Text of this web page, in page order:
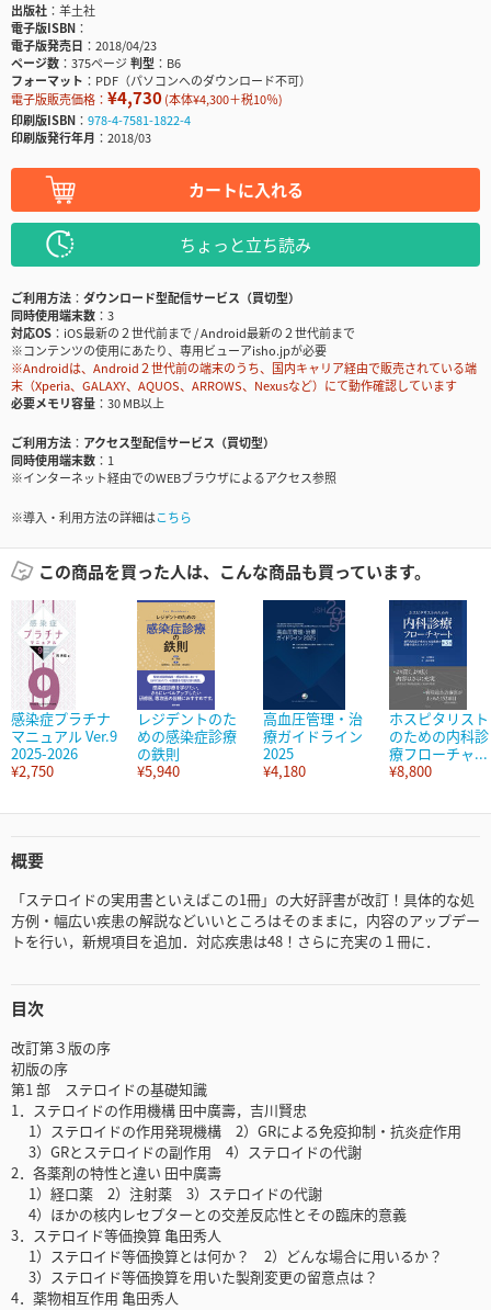
出版社
羊土社
電子版ISBN
電子版発売日
2018/04/23
ページ数
375ページ判型
B6
フォーマット
PDF（パソコンへのダウンロード不可）
電子版販売価格： ¥4,730(本体¥4,300＋税10％)
印刷版ISBN
978-4-7581-1822-4
印刷版発行年月
2018/03
カートに入れる
ちょっと立ち読み
ご利用方法
ダウンロード型配信サービス（買切型）
同時使用端末数
3
対応OS
iOS最新の２世代前まで / Android最新の２世代前まで
※コンテンツの使用にあたり、専用ビューアisho.jpが必要
※Androidは、Android２世代前の端末のうち、国内キャリア経由で販売されている端
末（Xperia、GALAXY、AQUOS、ARROWS、Nexusなど）にて動作確認しています
必要メモリ容量
30 MB以上
ご利用方法
アクセス型配信サービス（買切型）
同時使用端末数
1
※インターネット経由でのWEBブラウザによるアクセス参照
※導入・利用方法の詳細はこちら
この商品を買った人は、こんな商品も買っています。
感染症プラチナ
マニュアル Ver.9
2025-2026
¥2,750
レジデントのた
めの感染症診療
の鉄則
¥5,940
高血圧管理・治
療ガイドライン
2025
¥4,180
ホスピタリスト
のための内科診
療フローチャ...
¥8,800
概要
「ステロイドの実用書といえばこの1冊」の大好評書が改訂！具体的な処
方例・幅広い疾患の解説などいいところはそのままに，内容のアップデー
トを行い，新規項目を追加．対応疾患は48！さらに充実の１冊に．
目次
改訂第３版の序
初版の序
第1 部 ステロイドの基礎知識
1．ステロイドの作用機構 田中廣壽，吉川賢忠
1）ステロイドの作用発現機構 2）GRによる免疫抑制・抗炎症作用
3）GRとステロイドの副作用 4）ステロイドの代謝
2．各薬剤の特性と違い 田中廣壽
1）経口薬 2）注射薬 3）ステロイドの代謝
4）ほかの核内レセプターとの交差反応性とその臨床的意義
3．ステロイド等価換算 亀田秀人
1）ステロイド等価換算とは何か？ 2）どんな場合に用いるか？
3）ステロイド等価換算を用いた製剤変更の留意点は？
4．薬物相互作用 亀田秀人